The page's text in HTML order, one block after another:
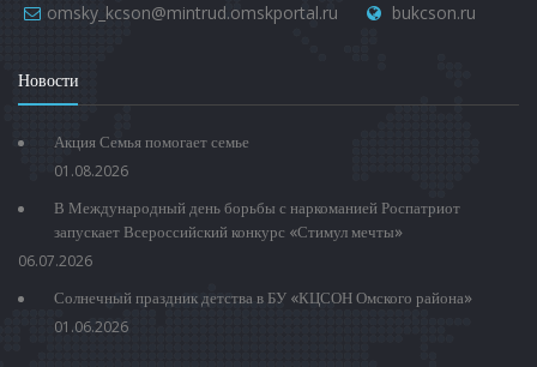
omsky_kcson@mintrud.omskportal.ru
bukcson.ru
Новости
Акция Семья помогает семье
01.08.2026
В Международный день борьбы с наркоманией Роспатриот
запускает Всероссийский конкурс «Стимул мечты»
06.07.2026
Солнечный праздник детства в БУ «КЦСОН Омского района»
01.06.2026